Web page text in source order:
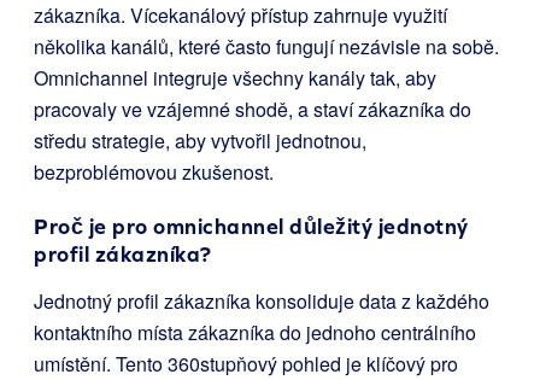
zákazníka. Vícekanálový přístup zahrnuje využití
několika kanálů, které často fungují nezávisle na sobě.
Omnichannel integruje všechny kanály tak, aby
pracovaly ve vzájemné shodě, a staví zákazníka do
středu strategie, aby vytvořil jednotnou,
bezproblémovou zkušenost.
Proč je pro omnichannel důležitý jednotný
profil zákazníka?
Jednotný profil zákazníka konsoliduje data z každého
kontaktního místa zákazníka do jednoho centrálního
umístění. Tento 360stupňový pohled je klíčový pro